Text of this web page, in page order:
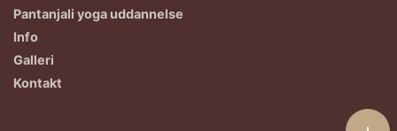
Pantanjali yoga uddannelse
Info
Galleri
Kontakt